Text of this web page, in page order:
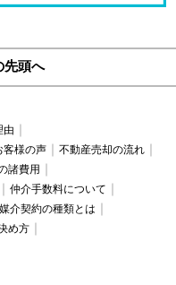
先頭へ
由
客様の声
不動産売却の流れ
諸費用
仲介手数料について
媒介契約の種類とは
め方